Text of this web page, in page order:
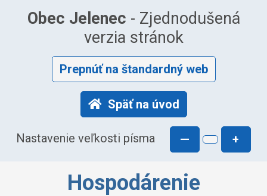
Obec Jelenec - Zjednodušená
verzia stránok
Prepnúť na štandardný web
Späť na úvod
Nastavenie veľkosti písma — +
Hospodárenie